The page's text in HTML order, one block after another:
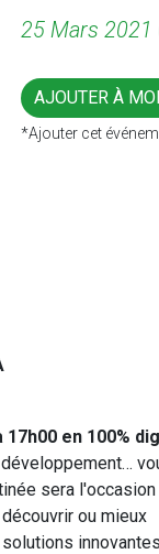
25 Mars 2021
AJOUTER À
*Ajouter cet
en 100%
sera l'occasion
ou mieux